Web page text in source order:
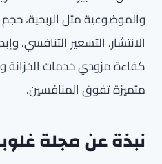
والموضوعية مثل الربحية،
الانتشار، التسعير التنافسي،
كفاءة مزودي خدمات الخزانة
متميزة تفوق المنافسين.
نبذة عن مجلة